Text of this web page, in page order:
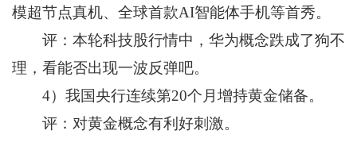
模超节点真机、全球首款AI智能体手机等首秀。
评：本轮科技股行情中，华为概念跌成了狗不
理，看能否出现一波反弹吧。
4）我国央行连续第20个月增持黄金储备。
评：对黄金概念有利好刺激。